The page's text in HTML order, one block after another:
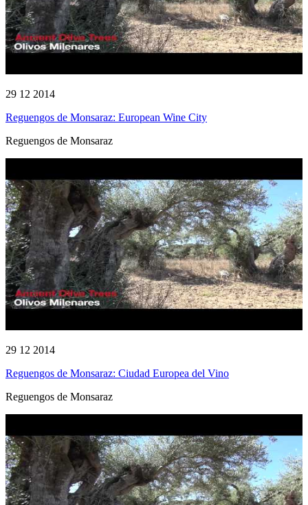
29 12 2014
Reguengos de Monsaraz: European Wine City
Reguengos de Monsaraz
29 12 2014
Reguengos de Monsaraz: Ciudad Europea del Vino
Reguengos de Monsaraz